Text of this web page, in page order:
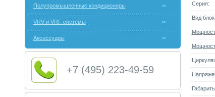
Полупромышленные кондиционеры
VRV и VRF системы
Аксессуары
+7 (495) 223-49-59
Серия:
Вид